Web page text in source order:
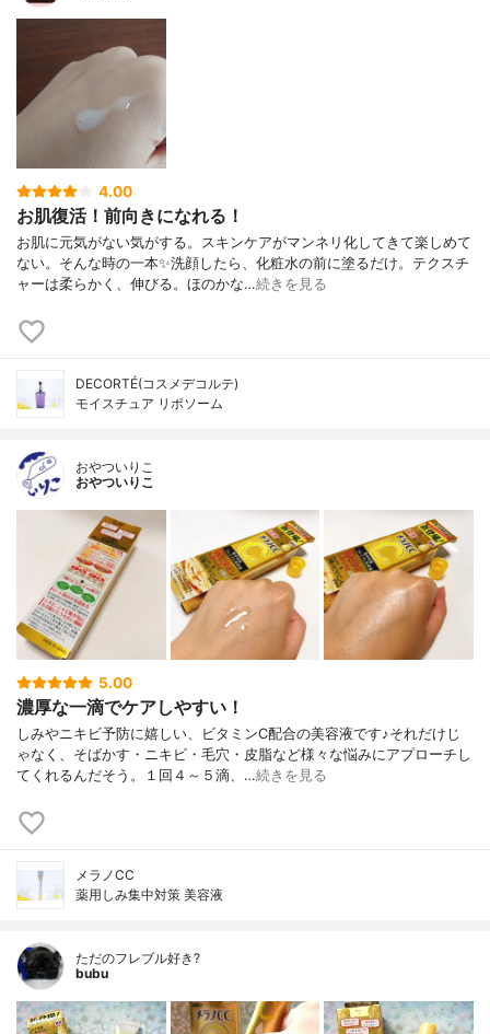
4.00
お肌復活！前向きになれる！
お肌に元気がない気がする。スキンケアがマンネリ化してきて楽しめて
ない。そんな時の一本✨洗顔したら、化粧水の前に塗るだけ。テクスチ
ャーは柔らかく、伸びる。ほのかな…続きを見る
DECORTÉ(コスメデコルテ)
モイスチュア リポソーム
おやついりこ
おやついりこ
5.00
濃厚な一滴でケアしやすい！
しみやニキビ予防に嬉しい、ビタミンC配合の美容液です♪それだけじ
ゃなく、そばかす・ニキビ・毛穴・皮脂など様々な悩みにアプローチし
てくれるんだそう。１回４～５滴、…続きを見る
メラノCC
薬用しみ集中対策 美容液
ただのフレブル好き?
bubu